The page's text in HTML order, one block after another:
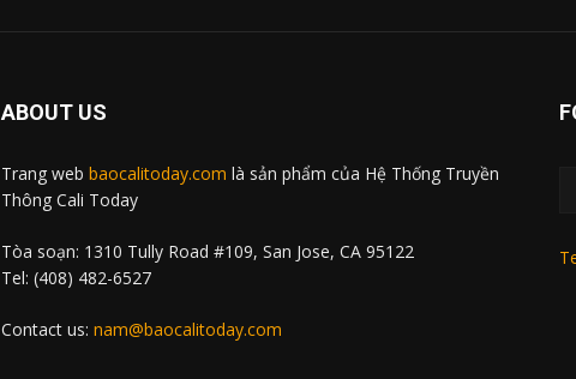
ABOUT US
Trang web baocalitoday.com là sản phẩm của Hệ Thống Truyền
Thông Cali Today
Tòa soạn: 1310 Tully Road #109, San Jose, CA 95122
Tel: (408) 482-6527
Contact us: nam@baocalitoday.com